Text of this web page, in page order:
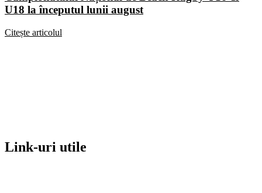
U18 la începutul lunii august
Citește articolul
Link-uri utile